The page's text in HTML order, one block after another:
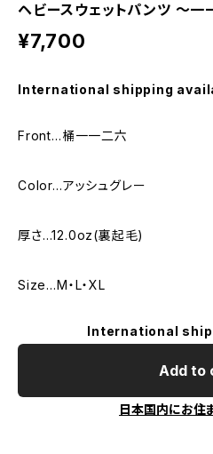
ヘビースウェットパンツ 〜一
¥7,700
International shipping
Front…桶一一二六
Color…アッシュグレー
厚さ…12.0oz(裏起毛)
Size…M・L・XL
International
Add to
日本国内にお住